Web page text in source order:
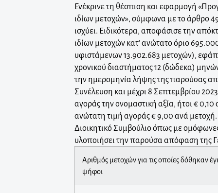
Ενέκρινε τη θέσπιση και εφαρμογή
ιδίων μετοχών», σύμφωνα με το άρθρο
ισχύει. Ειδικότερα, αποφάσισε την
ιδίων μετοχών κατ’ ανώτατο όριο
υφιστάμενων 13.902.683 μετοχών),
χρονικού διαστήματος 12 (δώδεκα)
την ημερομηνία λήψης της παρούσας
Συνέλευση και μέχρι 8 Σεπτεμβρίου
αγοράς την ονομαστική αξία, ήτοι € 0,10
ανώτατη τιμή αγοράς € 9,00 ανά
Διοικητικό Συμβούλιο όπως με
υλοποιήσει την παρούσα απόφαση της
Αριθμός μετοχών για τις οποίες δόθηκαν
ψήφοι